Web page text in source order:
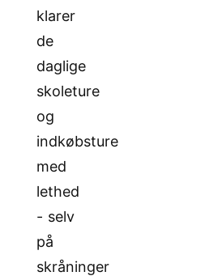
klarer
de
daglige
skoleture
og
indkøbsture
med
lethed
- selv
på
skråninger